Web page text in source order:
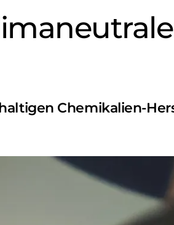
Chemikalien-